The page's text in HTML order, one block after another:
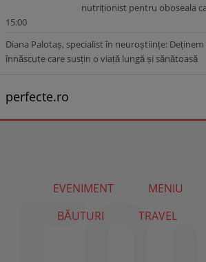
nutriționist pentru oboseala
15:00
Diana Palotaș, specialist în neuroștiințe:
înnăscute care susțin o viață lungă și sănătoasă
perfecte.ro
EVENIMENT MENIU
BĂUTURI
TRAVEL